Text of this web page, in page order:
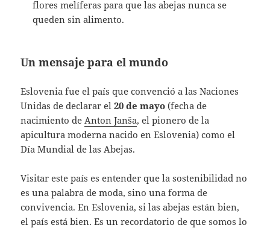
flores melíferas para que las abejas nunca se
queden sin alimento.
Un mensaje para el mundo
Eslovenia fue el país que convenció a las Naciones
Unidas de declarar el20 de mayo (fecha de
nacimiento de Anton Janša, el pionero de la
apicultura moderna nacido en Eslovenia) como el
Día Mundial de las Abejas.
Visitar este país es entender que la sostenibilidad no
es una palabra de moda, sino una forma de
convivencia. En Eslovenia, si las abejas están bien,
el país está bien. Es un recordatorio de que somos lo